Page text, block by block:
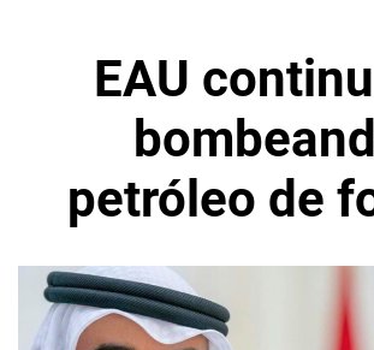
EAU
petróleo de
responsable,
Al-Nahyan